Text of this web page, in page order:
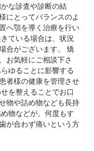
な診査や診断の結
にとってバランスのよ
へ顎を導く治療を行い
ている場合は、状況
合がございます。 矯
お気軽にご相談下さ
ゆることに影響する
者様の健康を管理させ
を整えることでお口
物や詰め物なども長持
物などが、何度もす
が合わず痛いという方